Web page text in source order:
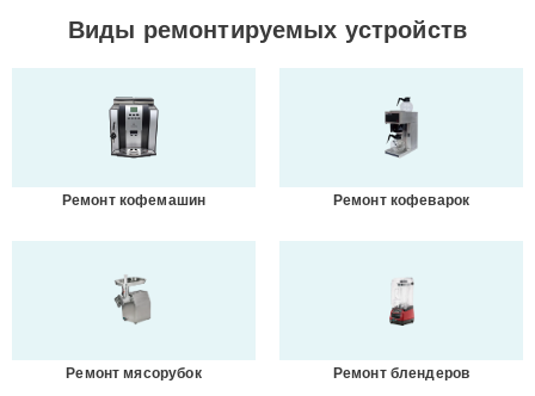
Виды ремонтируемых устройств
Ремонт кофемашин Ремонт кофеварок
Ремонт мясорубок Ремонт блендеров